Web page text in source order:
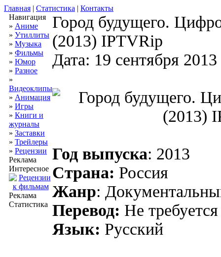
Главная | Статистика | Контакты
Навигация
» Аниме
» Утиллиты
» Музыка
» Фильмы
» Юмор
» Разное
»
Видеоклипы
» Анимация
» Игры
» Книги и
журналы
» Заставки
» Трейлеры
» Рецензии
Реклама
Интересное
Реклама
Статистика
Город будущего.
(2013) IPTVRip
Дата: 19 сентября 2013
Год выпуска: 2013
Страна: Россия
Жанр:
Перевод: Не требуется
Язык: Русский